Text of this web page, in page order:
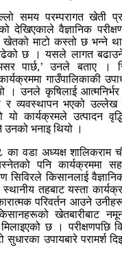
समय परम्परागत खेती
देखिएकाले वैज्ञानिक
माटो कस्तो छ भन्ने
बढेको छ । यसले लागत बढाउने
पार्छ,’ उनले बताए ।
गाउँपालिकाकी
। उनले कृषिलाई
र व्यवस्थापन भएको
यो कार्यक्रमले उत्पादन
उनको भनाइ थियो ।
का वडा अध्यक्ष शालिकराम
पनि कार्यक्रममा
सिविरले किसानलाई
तहबाट यस्ता
परिवर्तन आउने
खेतबारीबाट
मिलाइएको छ ।
सुधारका उपायबारे परामर्श